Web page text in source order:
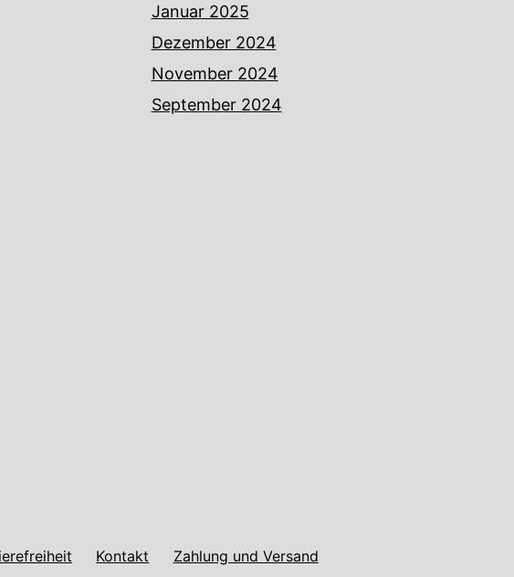
Januar 2025
Dezember 2024
November 2024
September 2024
Kontakt Zahlung und Versand